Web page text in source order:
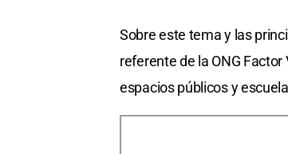
Sobre este tema y las
referente de la ONG
espacios públicos y